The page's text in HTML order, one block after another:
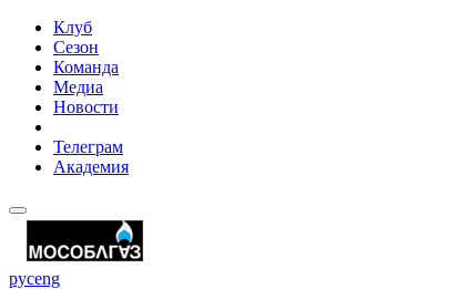
Клуб
Сезон
Команда
Медиа
Новости
Телеграм
Академия
русeng